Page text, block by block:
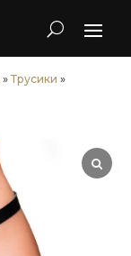
» Трусики »